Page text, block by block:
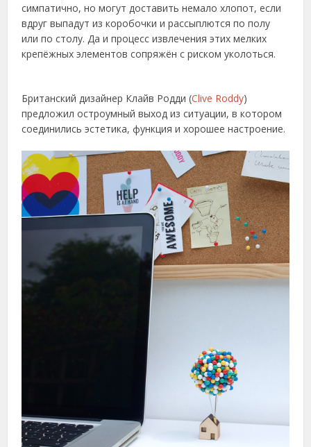
симпатично, но могут доставить немало хлопот, если
вдруг выпадут из коробочки и рассыплются по полу
или по столу. Да и процесс извлечения этих мелких
крепёжных элементов сопряжён с риском уколоться.
Британский дизайнер Клайв Родди (Clive Roddy)
предложил остроумный выход из ситуации, в котором
соединились эстетика, функция и хорошее настроение.